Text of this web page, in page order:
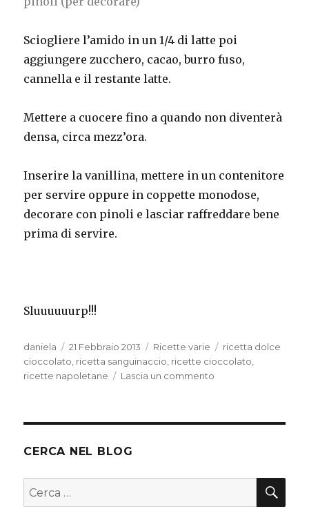
Sciogliere l’amido in un 1/4 di latte poi
aggiungere zucchero, cacao, burro fuso,
cannella e il restante latte.
Mettere a cuocere fino a quando non diventerà
densa, circa mezz’ora.
Inserire la vanillina, mettere in un contenitore
per servire oppure in coppette monodose,
decorare con pinoli e lasciar raffreddare bene
prima di servire.
Sluuuuuurp!!!
Autore
daniela
Pubblicato
il
21 Febbraio 2013 Categorie
Ricette varie Tag
ricetta dolce
cioccolato ricetta sanguinaccio ricette cioccolato
ricette napoletane
Lascia un commento
CERCA NEL BLOG
Cerca: